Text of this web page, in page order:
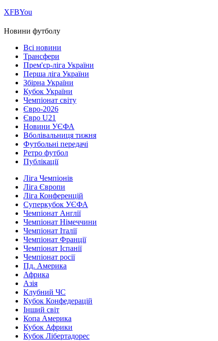
ХFBYou
Новини футболу
Всі новини
Трансфери
Прем'єр-ліга України
Перша ліга України
Збірна України
Кубок України
Чемпіонат світу
Євро-2026
Євро U21
Новини УЄФА
Вболівальниця тижня
Футбольні передачі
Ретро футбол
Публікації
Ліга Чемпіонів
Ліга Європи
Ліга Конференцій
Суперкубок УЄФА
Чемпіонат Англії
Чемпіонат Німеччини
Чемпіонат Італії
Чемпіонат Франції
Чемпіонат Іспанії
Чемпіонат росії
Пд. Америка
Африка
Азія
Клубний ЧС
Кубок Конфедерацій
Інший світ
Копа Америка
Кубок Африки
Кубок Лібертадорес